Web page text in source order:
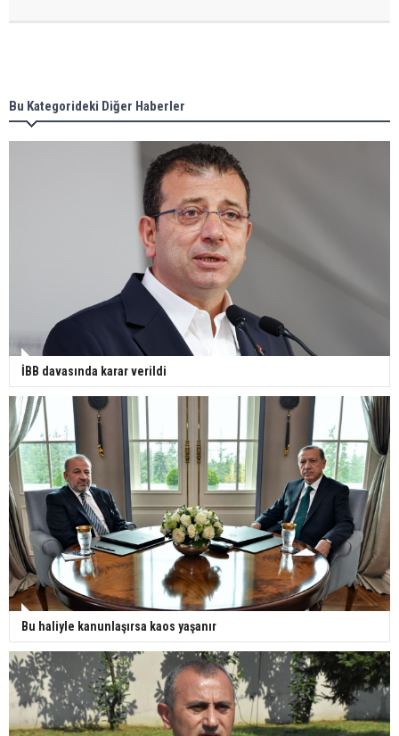
Bu Kategorideki Diğer Haberler
İBB davasında karar verildi
Bu haliyle kanunlaşırsa kaos yaşanır